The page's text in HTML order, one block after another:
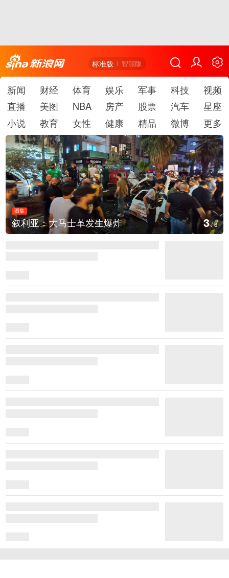
标准版 智能版
新闻 财经 体育 娱乐 军事 科技
视频
直播
美图 NBA 房产 股票 汽车
星座
小说
教育 女性 健康 精品 微博 更多
图集
叙利亚：大马士革发生爆炸 4/6